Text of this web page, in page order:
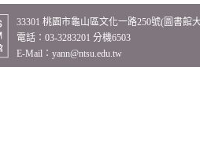
33301 桃園市龜山區文化一路250號(圖書館
電話：03-3283201 分機6503
E-Mail： yann@ntsu.edu.tw